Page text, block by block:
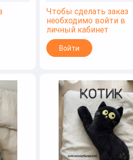
Чтобы сделать заказ
необходимо войти в
личный кабинет
Войти